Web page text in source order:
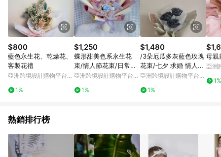
Pinkoi 購物商品資訊頁及購物車標示為準。 10. 點數紅包使用規
則請以點數紅包活動說明為準。 11. 若於 LINE 購物前往 Pinkoi
頁面後才首次下載 Pinkoi APP 並完成訂單，不符合導購資格；承
上，首次下載 Pinkoi APP 後，需透過 LINE 購物前往 Pinkoi 頁
面，方享導購資格。
$800
藍色永生花、乾燥花、
客製花禮
亞洲跨境設計購物平台
1%
$1,250
蝶形甜美色系永生花
束/情人節花束/日常送
禮
亞洲跨境設計購物平台
1%
$1,480
/3朵厄瓜多灰藍色玫瑰
花束/七夕 求婚 情人節
紀念日 生日 母親節
亞洲跨境設計購物平台
1%
母親
亞洲
1%
熱銷排行榜